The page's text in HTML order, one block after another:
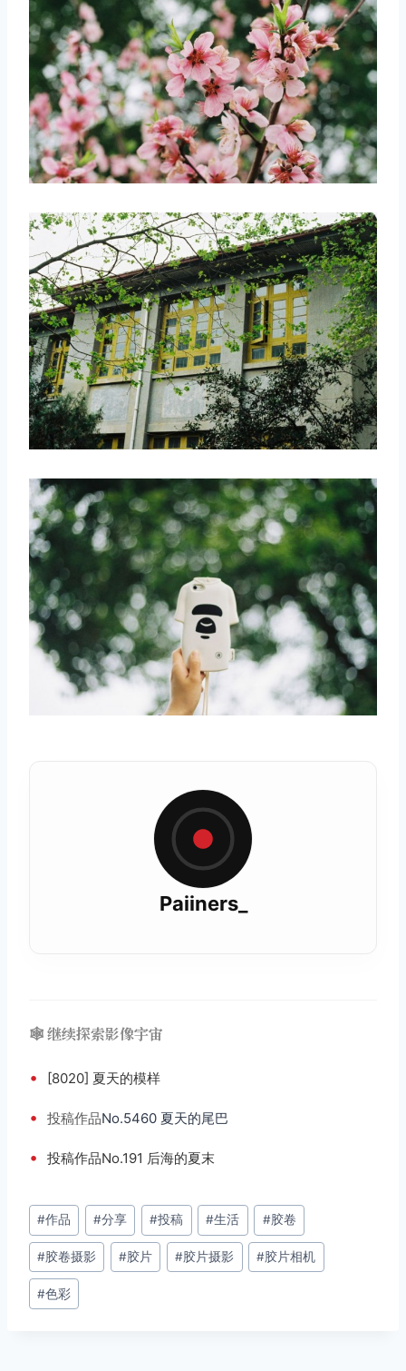
Paiiners_
🕸️ 继续探索影像宇宙
• [8020] 夏天的模样
• 投稿作品No.5460 夏天的尾巴
• 投稿作品No.191 后海的夏末
文
章
标
签：
#作品 #分享 #投稿 #生活 #胶卷
#胶卷摄影 #胶片 #胶片摄影 #胶片相机
#色彩
取消 搜索